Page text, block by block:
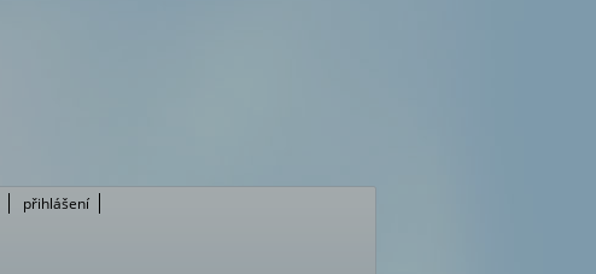
přihlášení